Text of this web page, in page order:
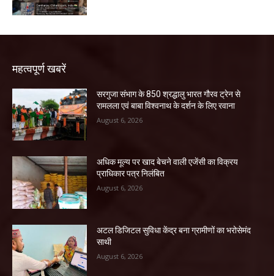
महत्वपूर्ण खबरें
सरगुजा संभाग के 850 श्रद्धालु भारत गौरव ट्रेन से
रामलला एवं बाबा विश्वनाथ के दर्शन के लिए रवाना
August 6, 2026
अधिक मूल्य पर खाद बेचने वाली एजेंसी का विक्रय
प्राधिकार पत्र निलंबित
August 6, 2026
अटल डिजिटल सुविधा केंद्र बना ग्रामीणों का भरोसेमंद
साथी
August 6, 2026